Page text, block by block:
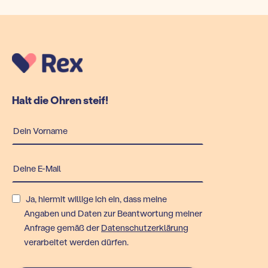
Halt die Ohren steif!
Ja, hiermit willige ich ein, dass meine
Angaben und Daten zur Beantwortung meiner
Anfrage gemäß der Datenschutzerklärung
verarbeitet werden dürfen.